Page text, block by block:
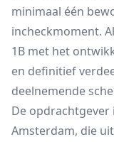
minimaal één
incheckmoment.
1B met het
en definitief
deelnemende
De
Amsterdam, die